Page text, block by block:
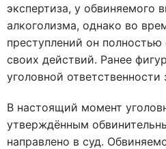
экспертиза, у обвиняемого
алкоголизма, однако во
преступлений он полностью
своих действий. Ранее
уголовной
В настоящий момент
утверждённым
направлено в суд.